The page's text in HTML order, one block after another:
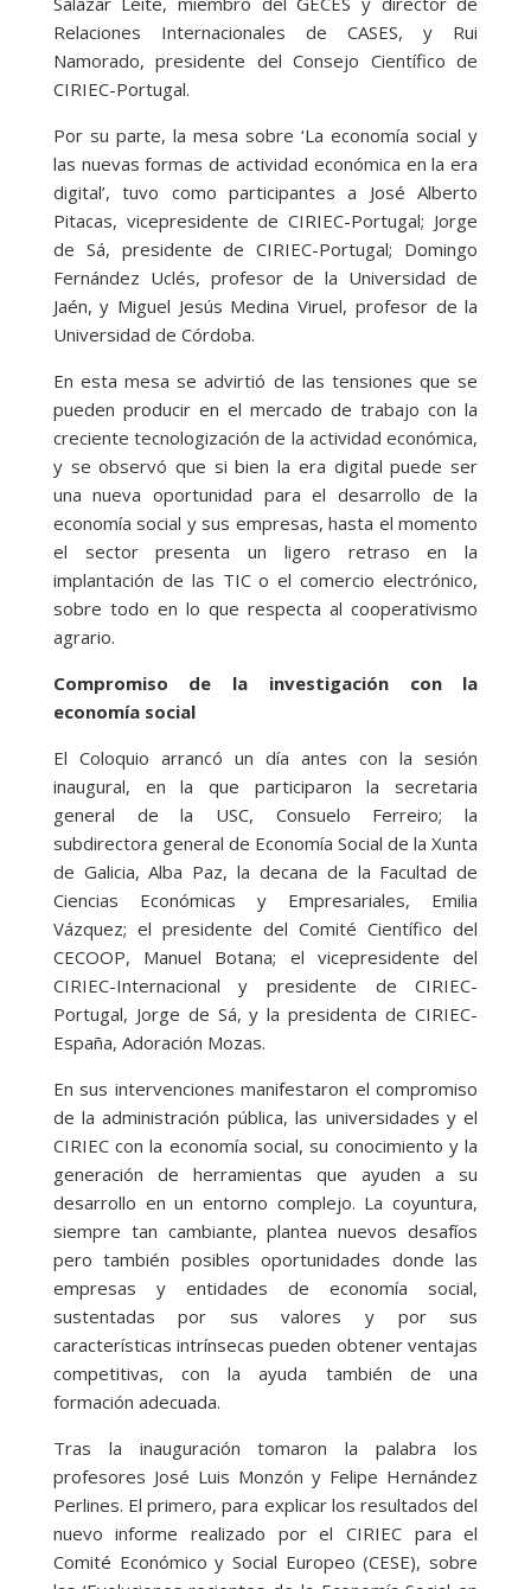
Relaciones Internacionales de CASES, y Rui
Namorado, presidente del Consejo Científico de
CIRIEC-Portugal.
Por su parte, la mesa sobre ‘La economía social y
las nuevas formas de actividad económica en la era
digital’, tuvo como participantes a José Alberto
Pitacas, vicepresidente de CIRIEC-Portugal; Jorge
de Sá, presidente de CIRIEC-Portugal; Domingo
Fernández Uclés, profesor de la Universidad de
Jaén, y Miguel Jesús Medina Viruel, profesor de la
Universidad de Córdoba.
En esta mesa se advirtió de las tensiones que se
pueden producir en el mercado de trabajo con la
creciente tecnologización de la actividad económica,
y se observó que si bien la era digital puede ser
una nueva oportunidad para el desarrollo de la
economía social y sus empresas, hasta el momento
el sector presenta un ligero retraso en la
implantación de las TIC o el comercio electrónico,
sobre todo en lo que respecta al cooperativismo
agrario.
Compromiso de la investigación con la
economía social
El Coloquio arrancó un día antes con la sesión
inaugural, en la que participaron la secretaria
general de la USC, Consuelo Ferreiro; la
subdirectora general de Economía Social de la Xunta
de Galicia, Alba Paz, la decana de la Facultad de
Ciencias Económicas y Empresariales, Emilia
Vázquez; el presidente del Comité Científico del
CECOOP, Manuel Botana; el vicepresidente del
CIRIEC-Internacional y presidente de CIRIEC-
Portugal, Jorge de Sá, y la presidenta de CIRIEC-
España, Adoración Mozas.
En sus intervenciones manifestaron el compromiso
de la administración pública, las universidades y el
CIRIEC con la economía social, su conocimiento y la
generación de herramientas que ayuden a su
desarrollo en un entorno complejo. La coyuntura,
siempre tan cambiante, plantea nuevos desafíos
pero también posibles oportunidades donde las
empresas y entidades de economía social,
sustentadas por sus valores y por sus
características intrínsecas pueden obtener ventajas
competitivas, con la ayuda también de una
formación adecuada.
Tras la inauguración tomaron la palabra los
profesores José Luis Monzón y Felipe Hernández
Perlines. El primero, para explicar los resultados del
nuevo informe realizado por el CIRIEC para el
Comité Económico y Social Europeo (CESE), sobre